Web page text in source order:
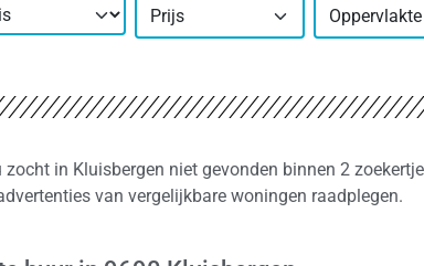
Prijs Oppervlakte
in Kluisbergen niet gevonden binnen 2
van vergelijkbare woningen raadplegen.